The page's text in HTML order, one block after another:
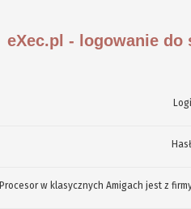
eXec.pl - logowanie do
Procesor w klasycznych Amigach jest z